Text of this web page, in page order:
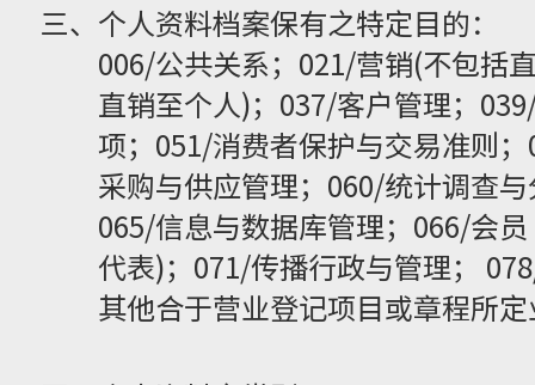
三、个人资料档案保有之特定目的：
006/公共关系；021/营销(不包括
直销至个人)；037/客户管理；
项；051/消费者保护与交易准则
采购与供应管理；060/统计调查
065/信息与数据库管理；066/会
代表)；071/传播行政与管理；
其他合于营业登记项目或章程所